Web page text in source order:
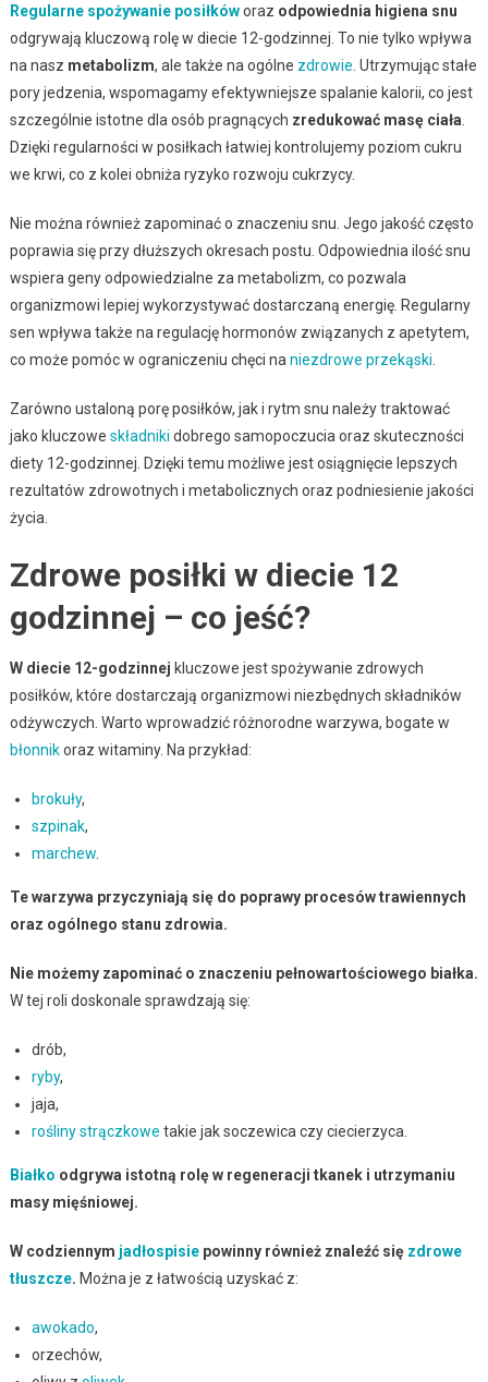
Regularne spożywanie posiłkóworaz odpowiednia higiena snu
odgrywają kluczową rolę w diecie 12-godzinnej. To nie tylko wpływa
na nasz metabolizm, ale także na ogólne zdrowie . Utrzymując stałe
pory jedzenia, wspomagamy efektywniejsze spalanie kalorii, co jest
szczególnie istotne dla osób pragnących zredukować masę ciała
Dzięki regularności w posiłkach łatwiej kontrolujemy poziom cukru
we krwi, co z kolei obniża ryzyko rozwoju cukrzycy.
Nie można również zapominać o znaczeniu snu. Jego jakość często
poprawia się przy dłuższych okresach postu. Odpowiednia ilość snu
wspiera geny odpowiedzialne za metabolizm, co pozwala
organizmowi lepiej wykorzystywać dostarczaną energię. Regularny
sen wpływa także na regulację hormonów związanych z apetytem,
co może pomóc w ograniczeniu chęci na niezdrowe przekąski
Zarówno ustaloną porę posiłków, jak i rytm snu należy traktować
jako kluczowe składniki dobrego samopoczucia oraz skuteczności
diety 12-godzinnej. Dzięki temu możliwe jest osiągnięcie lepszych
rezultatów zdrowotnych i metabolicznych oraz podniesienie jakości
życia.
Zdrowe posiłki w diecie 12
godzinnej – co jeść?
W diecie 12-godzinnej kluczowe jest spożywanie zdrowych
posiłków, które dostarczają organizmowi niezbędnych składników
odżywczych. Warto wprowadzić różnorodne warzywa, bogate w
błonnikoraz witaminy. Na przykład:
brokuły,
szpinak,
marchew.
Te warzywa przyczyniają się do poprawy procesów trawiennych
oraz ogólnego stanu zdrowia.
Nie możemy zapominać o znaczeniu pełnowartościowego białka.
W tej roli doskonale sprawdzają się:
drób,
ryby,
jaja,
rośliny strączkowe takie jak soczewica czy ciecierzyca.
Białko odgrywa istotną rolę w regeneracji tkanek i utrzymaniu
masy mięśniowej.
W codziennym jadłospisiepowinny również znaleźć się zdrowe
tłuszcze. Można je z łatwością uzyskać z:
awokado,
orzechów,